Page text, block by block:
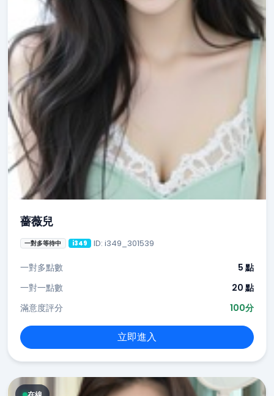
薔薇兒
一對多等待中 i349 ID: i349_301539
一對多點數
5 點
一對一點數
20 點
滿意度評分
100分
立即進入